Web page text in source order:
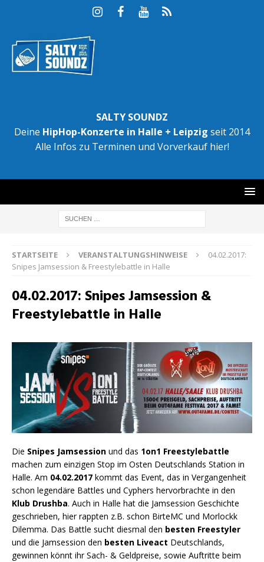
SALTY SOUNDZ
Deine HipHop-Konzerte in Halle + Leipzig seit 2014
Alle Infos zu Terminen und Vorverkauf hier!
STARTSEITE VERANSTALTUNGSHINWEISE
04.02.2017:
Snipes Jamsession & Freestylebattle in Halle
04.02.2017: Snipes Jamsession &
Freestylebattle in Halle
Die Snipes Jamsession und das 1on1 Freestylebattle
machen zum einzigen Stop im Osten Deutschlands Station in
Halle. Am 04.02.2017 kommt das Event, das in Vergangenheit
schon legendäre Battles und Cyphers hervorbrachte in den
Klub Drushba. Auch in Halle hat die Jamsession Geschichte
geschrieben, hier rappten z.B. schon BirteMC und Morlockk
Dilemma. Das Battle sucht diesmal den besten Freestyler
und die Jamsession den besten Liveact Deutschlands,
gewinnen könnt ihr Sach- & Geldpreise, sowie Auftritte beim